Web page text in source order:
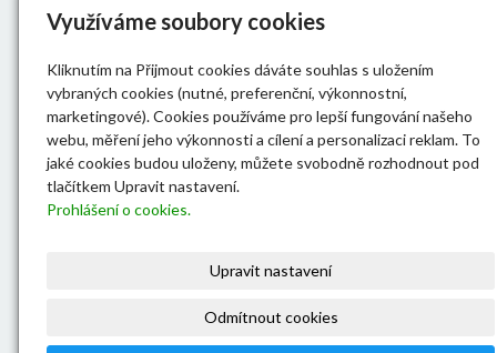
Úvod
O nás
Výsadba živých plotů
Doprava
Dokumenty
Kontakt
Využíváme soubory cookies
Kliknutím na Přijmout cookies dáváte souhlas s uložením
vybraných cookies (nutné, preferenční, výkonnostní,
marketingové). Cookies používáme pro lepší fungování našeho
webu, měření jeho výkonnosti a cílení a personalizaci reklam. To
jaké cookies budou uloženy, můžete svobodně rozhodnout pod
tlačítkem Upravit nastavení.
Prohlášení o cookies.
Upravit nastavení
Odmítnout cookies